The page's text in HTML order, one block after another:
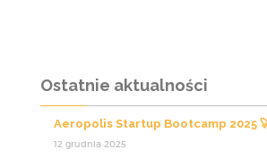
Ostatnie aktualności
Aeropolis Startup Bootcamp 2025
12 grudnia 2025